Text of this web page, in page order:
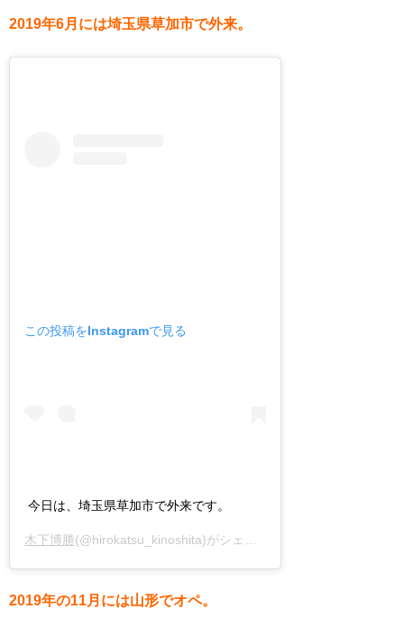
2019年6月には埼玉県草加市で外来。
この投稿をInstagramで見る
今日は、埼玉県草加市で外来です。
木下博勝(@hirokatsu_kinoshita)がシェアした投稿 –
2019年の11月には山形でオペ。